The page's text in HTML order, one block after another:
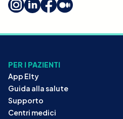
PER I PAZIENTI
App Elty
Guida alla salute
Supporto
Centri medici